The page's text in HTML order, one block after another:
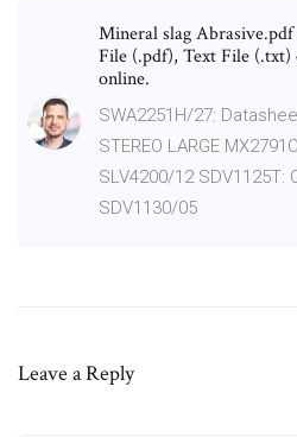
Mineral slag
File (.pdf), Text File (.txt)
online.
SWA2251H/27:
STEREO LARGE
SLV4200/12 SDV1125T:
SDV1130/05
Leave a Reply